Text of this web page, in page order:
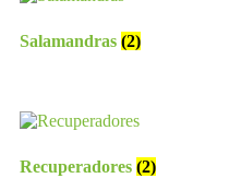
Salamandras (2)
Recuperadores (2)